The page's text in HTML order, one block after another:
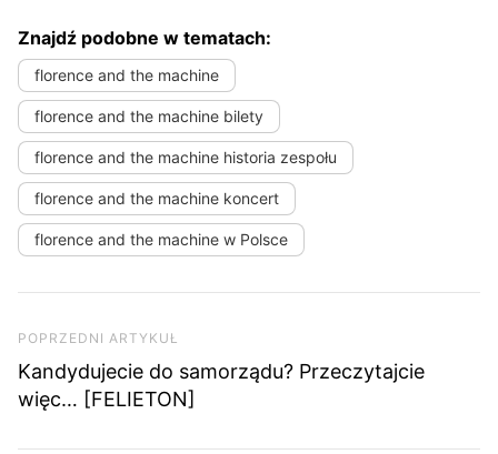
Znajdź podobne w tematach:
florence and the machine
florence and the machine bilety
florence and the machine historia zespołu
florence and the machine koncert
florence and the machine w Polsce
Poprzedni artykuł
POPRZEDNI ARTYKUŁ
Kandydujecie do samorządu? Przeczytajcie
więc… [FELIETON]